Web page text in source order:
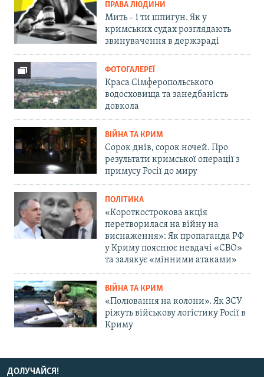
ПРАВА ЛЮДИНИ
Мить – і ти шпигун. Як у
кримських судах розглядають
звинувачення в держзраді
ФОТОГАЛЕРЕЇ
Краса Сімферопольського
водосховища та занедбаність
довкола
ВІЙНА ТА КРИМ
Сорок днів, сорок ночей. Про
результати кримської операції з
примусу Росії до миру
ПОЛІТИКА
«Короткострокова акція
перетворилася на війну на
виснаження»: Як пропаганда РФ
у Криму пояснює невдачі «СВО»
та залякує «мінними атаками»
ВІЙНА ТА КРИМ
«Полювання на колони». Як ЗСУ
ріжуть військову логістику Росії в
Криму
ДОЛУЧАЙСЯ!